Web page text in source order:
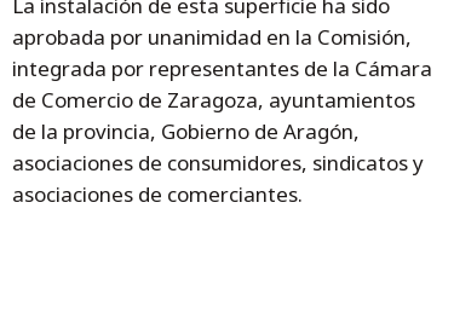
aprobada por unanimidad en la Comisión,
integrada por representantes de la Cámara
de Comercio de Zaragoza, ayuntamientos
de la provincia, Gobierno de Aragón,
asociaciones de consumidores, sindicatos y
asociaciones de comerciantes.